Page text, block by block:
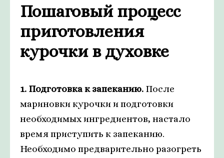
Пошаговый процесс
приготовления
курочки в духовке
1. Подготовка к запеканию. После
мариновки курочки и подготовки
необходимых ингредиентов, настало
время приступить к запеканию.
Необходимо предварительно разогреть